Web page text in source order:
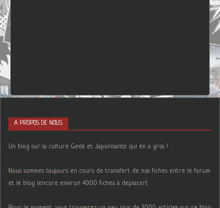
A PROPOS DE NOUS
Un blog sur la culture Geek et Japonisante qui en a gros !
Nous sommes toujours en cours de transfert de nos fiches entre le forum
et le blog (encore environ 4000 fiches à deplacer).